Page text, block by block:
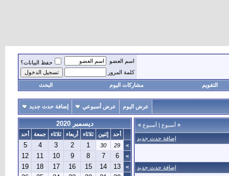
اسم العضو
حفظ البيانات؟
كلمة المرور
التقويم مشاركات اليوم البحث
عرض اليوم عرض أسبوعي إضافة حدث جديد
« أسبوع | أسبوع »
إضافة حدث جديد
إضافة حدث جديد
ديسمبر 2020
أحد إثنين ثلاثاء أربعاء ثلاثاء جمعة
أحد
>
29
30
1
2
3
4
5
>
6
7
8
9
10
11
12
>
13
14
15
16
17
18
19